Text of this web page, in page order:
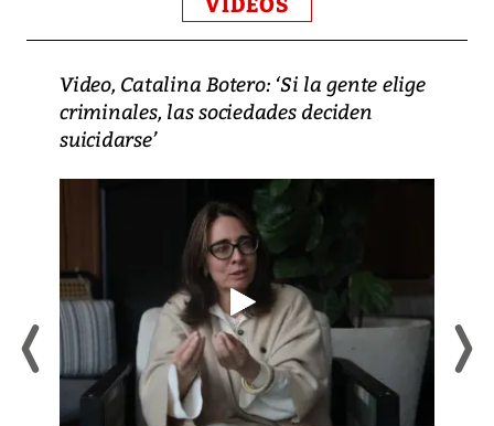
VIDEOS
Video, Catalina Botero: ‘Si la gente elige
criminales, las sociedades deciden
suicidarse’